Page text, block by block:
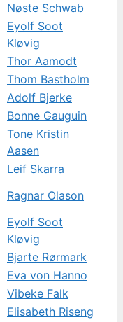
Nøste Schwab
Eyolf Soot
Kløvig
Thor Aamodt
Thom Bastholm
Adolf Bjerke
Bonne Gauguin
Tone Kristin
Aasen
Leif Skarra
Ragnar Olason
Eyolf Soot
Kløvig
Bjarte Rørmark
Eva von Hanno
Vibeke Falk
Elisabeth Riseng